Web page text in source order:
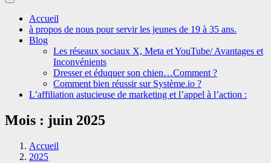
Accueil
à propos de nous pour servir les jeunes de 19 à 35 ans.
Blog
Les réseaux sociaux X, Meta et YouTube/ Avantages et
Inconvénients
Dresser et éduquer son chien…Comment ?
Comment bien réussir sur Système.io ?
L’affiliation astucieuse de marketing et l’appel à l’action :
Mois : juin 2025
Accueil
2025